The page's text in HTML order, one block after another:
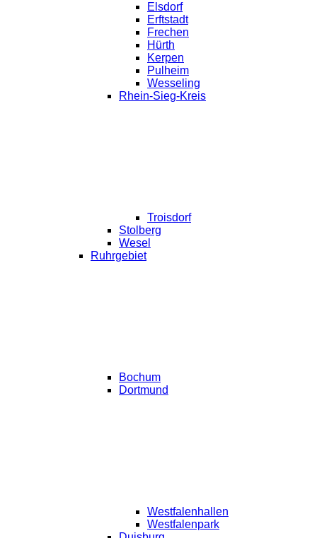
Elsdorf
Erftstadt
Frechen
Hürth
Kerpen
Pulheim
Wesseling
Rhein-Sieg-Kreis
Troisdorf
Stolberg
Wesel
Ruhrgebiet
Bochum
Dortmund
Westfalenhallen
Westfalenpark